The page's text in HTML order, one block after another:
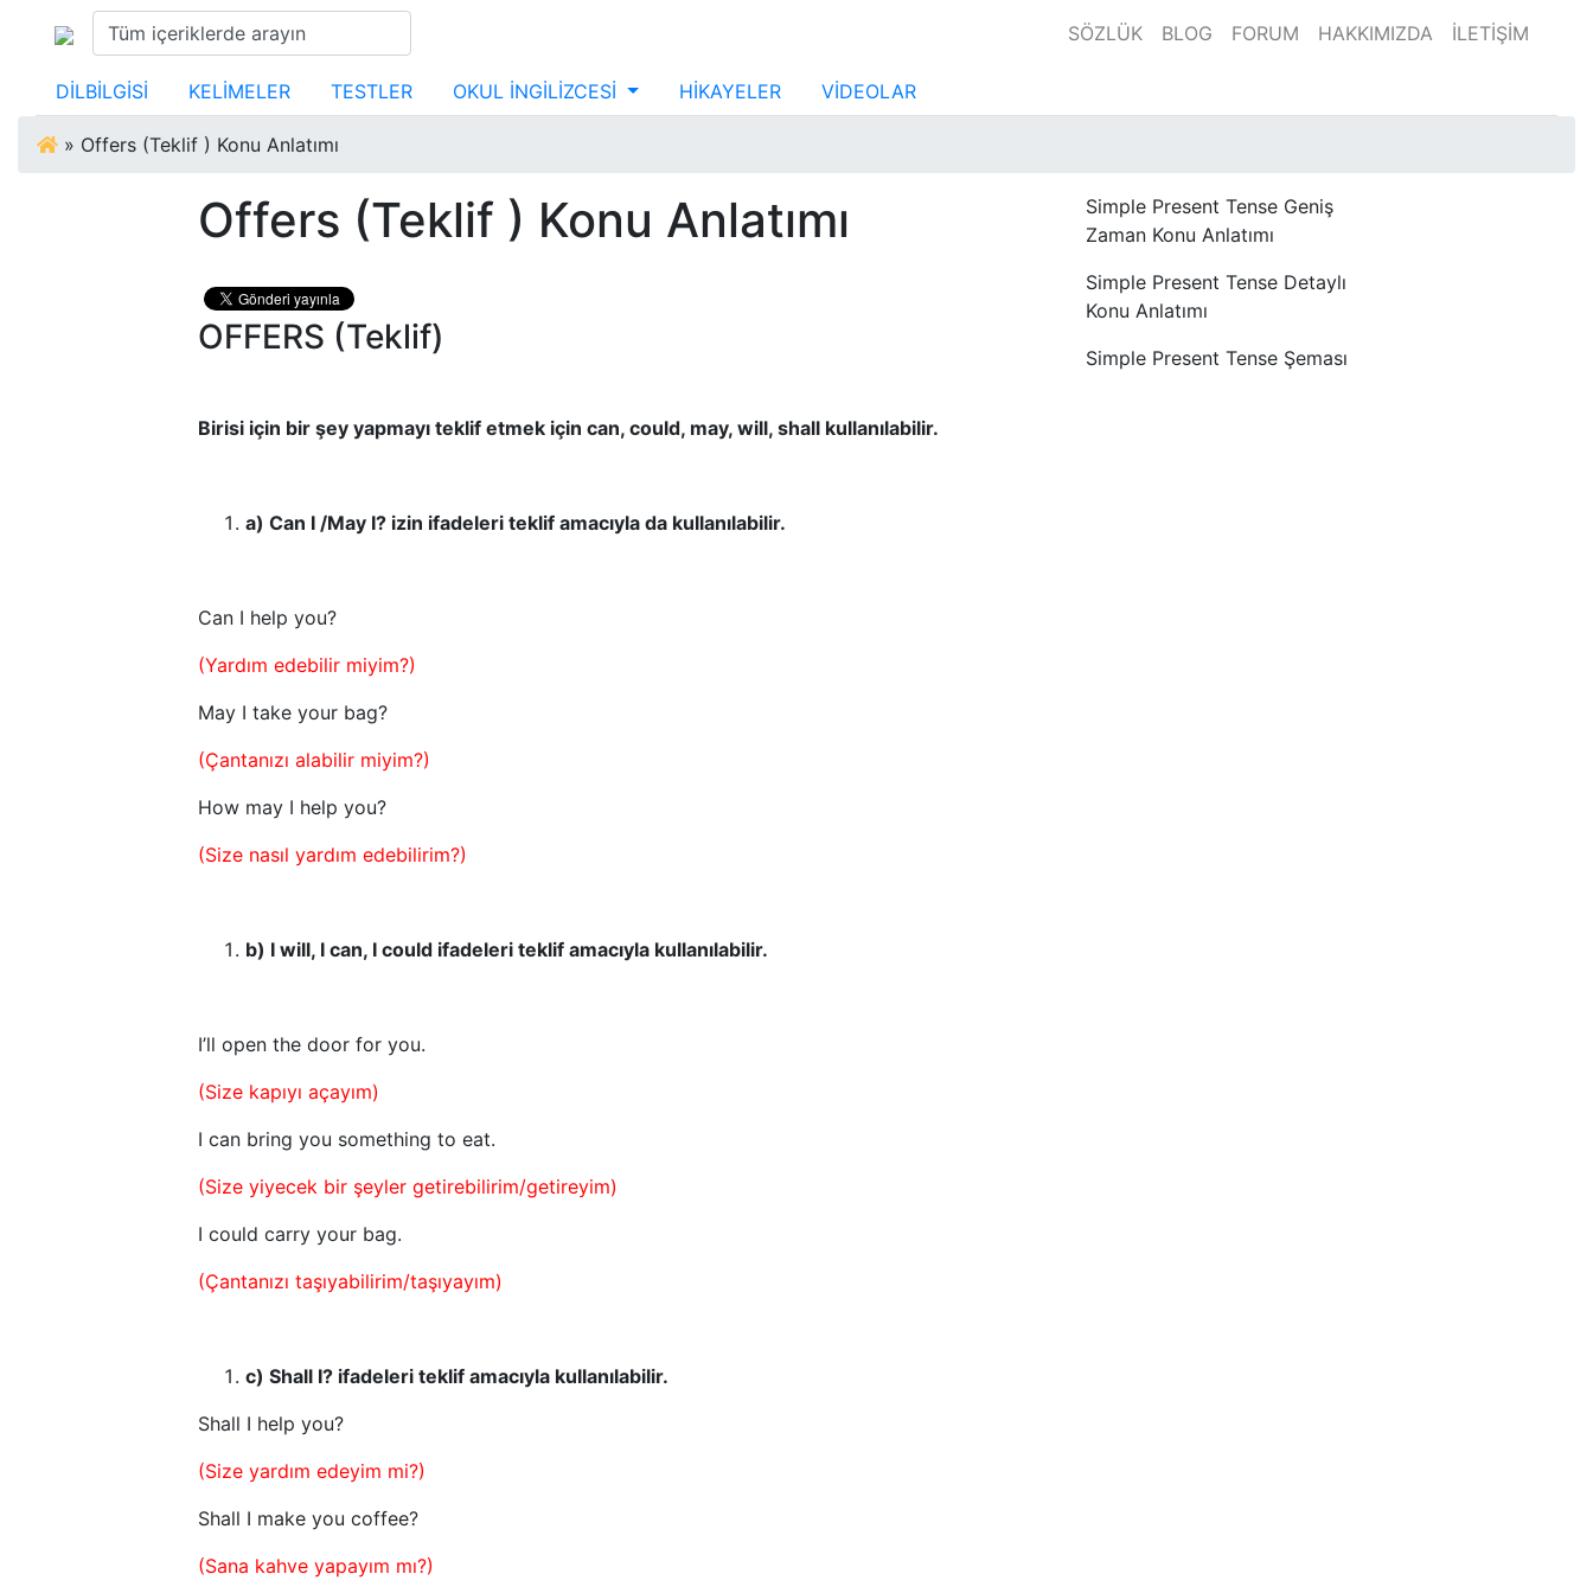
SÖZLÜK BLOG FORUM HAKKIMIZDA İLETİŞİM
DİLBİLGİSİ KELİMELER TESTLER OKUL İNGİLİZCESİ HİKAYELER VİDEOLAR
» Offers (Teklif ) Konu Anlatımı
Offers (Teklif ) Konu Anlatımı
OFFERS (Teklif)
Birisi için bir şey yapmayı teklif etmek için can, could, may, will, shall kullanılabilir.
a) Can I /May I? izin ifadeleri teklif amacıyla da kullanılabilir.
Can I help you?
(Yardım edebilir miyim?)
May I take your bag?
(Çantanızı alabilir miyim?)
How may I help you?
(Size nasıl yardım edebilirim?)
b) I will, I can, I could ifadeleri teklif amacıyla kullanılabilir.
I’ll open the door for you.
(Size kapıyı açayım)
I can bring you something to eat.
(Size yiyecek bir şeyler getirebilirim/getireyim)
I could carry your bag.
(Çantanızı taşıyabilirim/taşıyayım)
c) Shall I? ifadeleri teklif amacıyla kullanılabilir.
Shall I help you?
(Size yardım edeyim mi?)
Shall I make you coffee?
(Sana kahve yapayım mı?)
Simple Present Tense Geniş
Zaman Konu Anlatımı
Simple Present Tense Detaylı
Konu Anlatımı
Simple Present Tense Şeması